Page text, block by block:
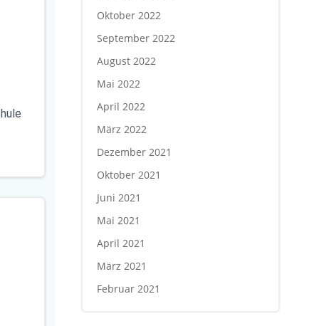
Oktober 2022
September 2022
August 2022
Mai 2022
April 2022
März 2022
Dezember 2021
Oktober 2021
Juni 2021
Mai 2021
April 2021
März 2021
Februar 2021